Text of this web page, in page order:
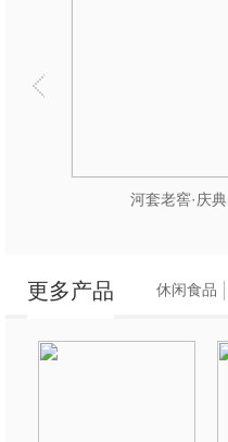
河套老窖·庆典
更多产品 休闲食品